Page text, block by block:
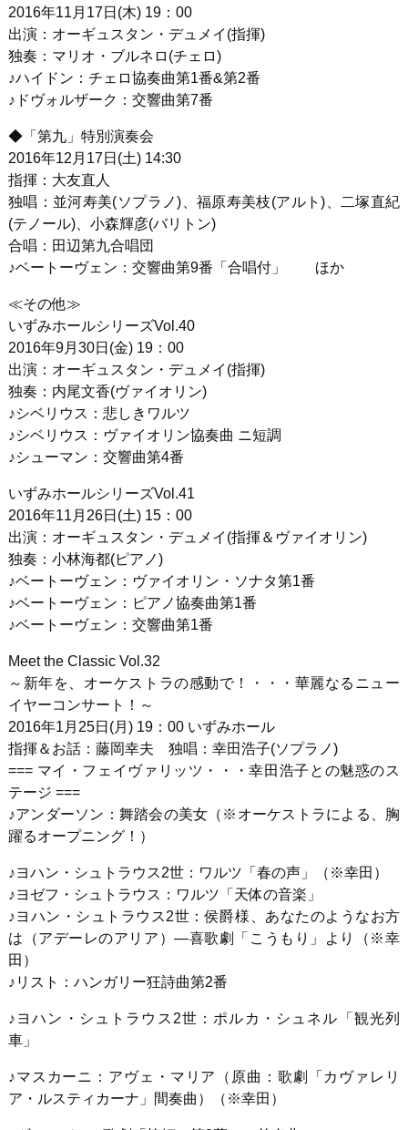
2016年11月17日(木) 19：00
出演：オーギュスタン・デュメイ(指揮)
独奏：マリオ・ブルネロ(チェロ)
♪ハイドン：チェロ協奏曲第1番&第2番
♪ドヴォルザーク：交響曲第7番
◆「第九」特別演奏会
2016年12月17日(土) 14:30
指揮：大友直人
独唱：並河寿美(ソプラノ)、福原寿美枝(アルト)、二塚直紀
(テノール)、小森輝彦(バリトン)
合唱：田辺第九合唱団
♪ベートーヴェン：交響曲第9番「合唱付」 ほか
≪その他≫
いずみホールシリーズVol.40
2016年9月30日(金) 19：00
出演：オーギュスタン・デュメイ(指揮)
独奏：内尾文香(ヴァイオリン)
♪シベリウス：悲しきワルツ
♪シベリウス：ヴァイオリン協奏曲 ニ短調
♪シューマン：交響曲第4番
いずみホールシリーズVol.41
2016年11月26日(土) 15：00
出演：オーギュスタン・デュメイ(指揮＆ヴァイオリン)
独奏：小林海都(ピアノ)
♪ベートーヴェン：ヴァイオリン・ソナタ第1番
♪ベートーヴェン：ピアノ協奏曲第1番
♪ベートーヴェン：交響曲第1番
Meet the Classic Vol.32
～新年を、オーケストラの感動で！・・・華麗なるニュー
イヤーコンサート！～
2016年1月25日(月) 19：00 いずみホール
指揮＆お話：藤岡幸夫 独唱：幸田浩子(ソプラノ)
=== マイ・フェイヴァリッツ・・・幸田浩子との魅惑のス
テージ ===
♪アンダーソン：舞踏会の美女（※オーケストラによる、胸
躍るオープニング！）
♪ヨハン・シュトラウス2世：ワルツ「春の声」（※幸田）
♪ヨゼフ・シュトラウス：ワルツ「天体の音楽」
♪ヨハン・シュトラウス2世：侯爵様、あなたのようなお方
は（アデーレのアリア）―喜歌劇「こうもり」より（※幸
田）
♪リスト：ハンガリー狂詩曲第2番
♪ヨハン・シュトラウス2世：ポルカ・シュネル「観光列
車」
♪マスカーニ：アヴェ・マリア（原曲：歌劇「カヴァレリ
ア・ルスティカーナ」間奏曲）（※幸田）